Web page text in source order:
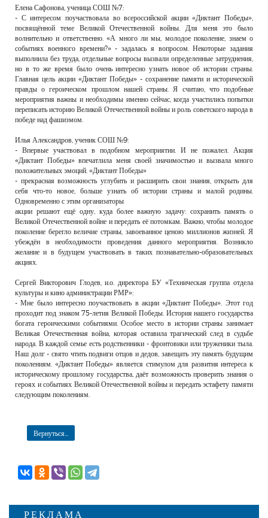
Елена Сафонова, ученица СОШ №7:
- С интересом поучаствовала во всероссийской акции «Диктант Победы»,
посвящённой теме Великой Отечественной войны. Для меня это было
волнительно и ответственно. «А много ли мы, молодое поколение, знаем о
событиях военного времени?» - задалась я вопросом. Некоторые задания
выполнила без труда, отдельные вопросы вызвали определенные затруднения,
но в то же время было очень интересно узнать новое об истории страны.
Главная цель акции «Диктант Победы» - сохранение памяти и исторической
правды о героическом прошлом нашей страны. Я считаю, что подобные
мероприятия важны и необходимы именно сейчас, когда участились попытки
переписать историю Великой Отечественной войны и роль советского народа в
победе над фашизмом.
Илья Александров, ученик СОШ №9:
- Впервые участвовал в подобном мероприятии. И не пожалел. Акция
«Диктант Победы» впечатлила меня своей значимостью и вызвала много
положительных эмоций. «Диктант Победы»
- прекрасная возможность углубить и расширить свои знания, открыть для
себя что-то новое, больше узнать об истории страны и малой родины.
Одновременно с этим организаторы
акции решают ещё одну, куда более важную задачу: сохранить память о
Великой Отечественной войне и передать её потомкам. Важно, чтобы молодое
поколение берегло величие страны, завоеванное ценою миллионов жизней. Я
убеждён в необходимости проведения данного мероприятия. Возникло
желание и в будущем участвовать в таких познавательно-образовательных
акциях.
Сергей Викторович Глодев, и.о. директора БУ «Техническая группа отдела
культуры и кино администрации РМР»:
- Мне было интересно поучаствовать в акции «Диктант Победы». Этот год
проходит под знаком 75-летия Великой Победы. История нашего государства
богата героическими событиями. Особое место в истории страны занимает
Великая Отечественная война, которая оставила трагический след в судьбе
народа. В каждой семье есть родственники - фронтовики или труженики тыла.
Наш долг - свято чтить подвиги отцов и дедов, завещать эту память будущим
поколениям. «Диктант Победы» является стимулом для развития интереса к
историческому прошлому государства, даёт возможность проверить знания о
героях и событиях Великой Отечественной войны и передать эстафету памяти
следующим поколениям.
Вернуться...
РЕКЛАМА